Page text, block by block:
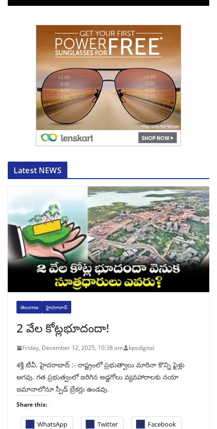
Latest NEWS
తెలంగాణ హైదరాబాద్
2 వేల కోట్లభూదందా!
Friday, December 12, 2025, 10:38 am kpsdigital
శక్తి టీవీ, హైదరాబాద్‌ :- రాష్ట్రంలో ప్రభుత్వాలు మారినా కొన్ని ఫైళ్లు
ఆగవు. గత ప్రభుత్వంలో జరిగిన అడ్డగోలు వ్యవహారాలకు నయా
జమానాలోనూ స్పీడ్‌ బ్రేకర్లు ఉండవు.
Share this:
WhatsApp Twitter Facebook